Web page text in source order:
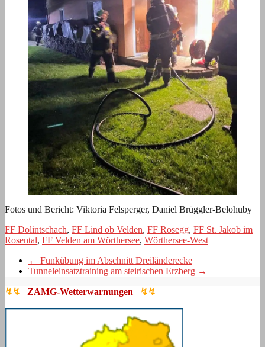
Fotos und Bericht: Viktoria Felsperger, Daniel Brüggler-Belohuby
FF Dolintschach, FF Lind ob Velden, FF Rosegg, FF St. Jakob im
Rosental, FF Velden am Wörthersee, Wörthersee-West
← Funkübung im Abschnitt Dreiländerecke
Tunneleinsatztraining am steirischen Erzberg →
↯↯ ZAMG-Wetterwarnungen ↯↯